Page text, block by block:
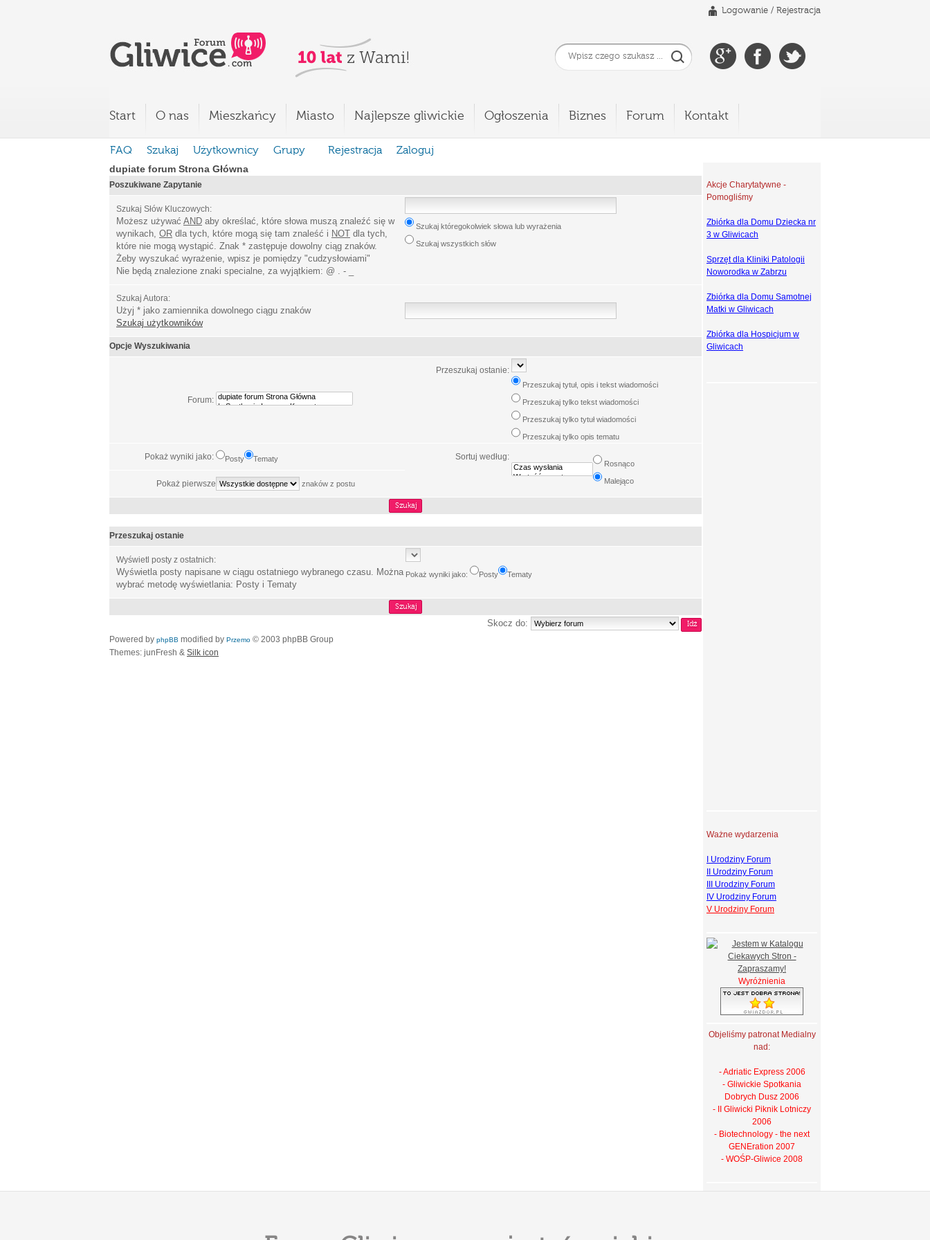
Logowanie / Rejestracja
Start O nas Mieszkańcy Miasto Najlepsze gliwickie Ogłoszenia Biznes Forum Kontakt
FAQ Szukaj Użytkownicy Grupy Rejestracja
Zaloguj
dupiate forum Strona Główna
Poszukiwane Zapytanie
Szukaj Słów Kluczowych:
Możesz używać AND aby określać, które słowa muszą znaleźć się w
wynikach, OR dla tych, które mogą się tam znaleść i NOT dla tych,
które nie mogą wystąpić. Znak * zastępuje dowolny ciąg znaków.
Żeby wyszukać wyrażenie, wpisz je pomiędzy "cudzysłowiami"
Nie będą znalezione znaki specialne, za wyjątkiem: @ . - _
Szukaj któregokolwiek słowa lub wyrażenia
Szukaj wszystkich słów
Szukaj Autora:
Użyj * jako zamiennika dowolnego ciągu znaków
Szukaj użytkowników
Opcje Wyszukiwania
Forum:
Przeszukaj ostanie:
Przeszukaj tytuł, opis i tekst wiadomości
Przeszukaj tylko tekst wiadomości
Przeszukaj tylko tytuł wiadomości
Przeszukaj tylko opis tematu
Pokaż wyniki jako: Posty Tematy Sortuj według:
Rosnąco
Malejąco
Pokaż pierwsze znaków z postu
Przeszukaj ostanie
Wyświetl posty z ostatnich:
Wyświetla posty napisane w ciągu ostatniego wybranego czasu. Można
wybrać metodę wyświetlania: Posty i Tematy
Pokaż wyniki jako: Posty Tematy
Skocz do:
Powered by phpBB modified by Przemo © 2003 phpBB Group
Themes: junFresh & Silk icon
Akcje Charytatywne -
Pomogliśmy
Zbiórka dla Domu Dziecka nr
3 w Gliwicach
Sprzęt dla Kliniki Patologii
Noworodka w Zabrzu
Zbiórka dla Domu Samotnej
Matki w Gliwicach
Zbiórka dla Hospicjum w
Gliwicach
Ważne wydarzenia
I Urodziny Forum
II Urodziny Forum
III Urodziny Forum
IV Urodziny Forum
V Urodziny Forum
Wyróżnienia
Objeliśmy patronat Medialny
nad:
- Adriatic Express 2006
- Gliwickie Spotkania
Dobrych Dusz 2006
- II Gliwicki Piknik Lotniczy
2006
- Biotechnology - the next
GENEration 2007
- WOŚP-Gliwice 2008